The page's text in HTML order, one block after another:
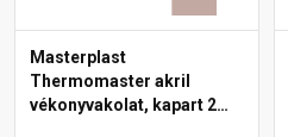
Masterplast
Thermomaster akril
vékonyvakolat, kapart 2